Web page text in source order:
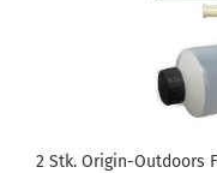
2 Stk. Origin-Outdoors